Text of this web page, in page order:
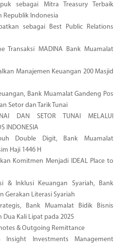
sebagai Mitra Treasury Terbaik
Republik Indonesia
sebagai Best Public Relations
Transaksi MADINA Bank Muamalat
Manajemen Keuangan 200 Masjid
Bank Muamalat Gandeng Pos
Setor dan Tarik Tunai
DAN SETOR TUNAI MELALUI
INDONESIA
Double Digit, Bank Muamalat
Haji 1446 H
Komitmen Menjadi IDEAL Place to
& Inklusi Keuangan Syariah, Bank
Gerakan Literasi Syariah
Bank Muamalat Bidik Bisnis
Dua Kali Lipat pada 2025
& Outgoing Remittance
Insight Investments Management